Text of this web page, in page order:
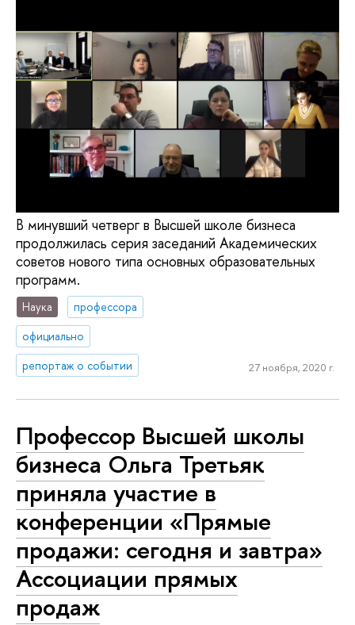
В минувший четверг в Высшей школе бизнеса
продолжилась серия заседаний Академических
советов нового типа основных образовательных
программ.
Наука
профессора
официально
репортаж о событии
27 ноября, 2020 г.
Профессор Высшей школы
бизнеса Ольга Третьяк
приняла участие в
конференции «Прямые
продажи: сегодня и завтра»
Ассоциации прямых
продаж